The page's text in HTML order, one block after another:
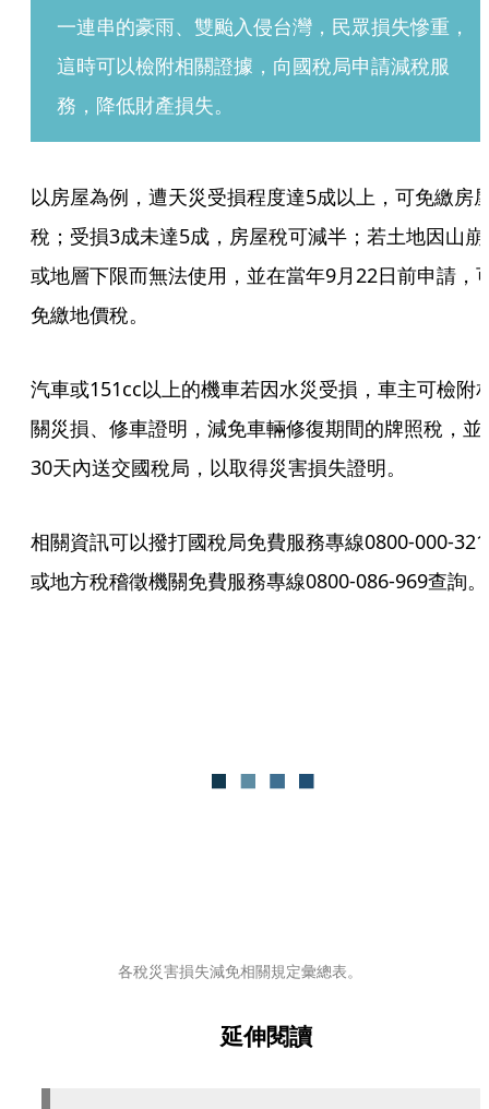
一連串的豪雨、雙颱入侵台灣，民眾損失慘重，
這時可以檢附相關證據，向國稅局申請減稅服
務，降低財產損失。
以房屋為例，遭天災受損程度達5成以上，可免繳房
稅；受損3成未達5成，房屋稅可減半；若土地因山崩
或地層下限而無法使用，並在當年9月22日前申請，
免繳地價稅。
汽車或151cc以上的機車若因水災受損，車主可檢附
關災損、修車證明，減免車輛修復期間的牌照稅，並
30天內送交國稅局，以取得災害損失證明。
相關資訊可以撥打國稅局免費服務專線0800-000-321
或地方稅稽徵機關免費服務專線0800-086-969查詢。
各稅災害損失減免相關規定彙總表。
延伸閱讀